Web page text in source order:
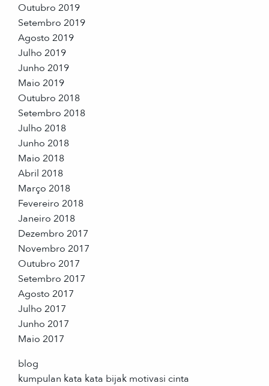
Outubro 2019
Setembro 2019
Agosto 2019
Julho 2019
Junho 2019
Maio 2019
Outubro 2018
Setembro 2018
Julho 2018
Junho 2018
Maio 2018
Abril 2018
Março 2018
Fevereiro 2018
Janeiro 2018
Dezembro 2017
Novembro 2017
Outubro 2017
Setembro 2017
Agosto 2017
Julho 2017
Junho 2017
Maio 2017
blog
kumpulan kata kata bijak motivasi cinta